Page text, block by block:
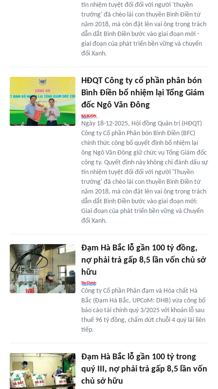
tín nhiệm tuyệt đối đối với người 'thuyền
trưởng' đã chèo lái con thuyền Bình Điền từ
năm 2018, mà còn đặt lên vai ông trọng trách
dẫn dắt Bình Điền bước vào giai đoạn mới -
giai đoạn của phát triển bền vững và chuyển
đổi Xanh.
HĐQT Công ty cổ phần phân bón
Bình Điền bổ nhiệm lại Tổng Giám
đốc Ngô Văn Đông
Ngày 18-12-2025, Hội đồng Quản trị (HĐQT)
Công ty Cổ phần Phân bón Bình Điền (BFC)
chính thức công bố quyết định bổ nhiệm lại
ông Ngô Văn Đông giữ chức vụ Tổng Giám đốc
công ty. Quyết định này không chỉ đánh dấu sự
tín nhiệm tuyệt đối đối với người 'Thuyền
trưởng' đã chèo lái con thuyền Bình Điền từ
năm 2018, mà còn đặt lên vai ông trọng trách
dẫn dắt Bình Điền bước vào giai đoạn mới:
Giai đoạn của phát triển bền vững và Chuyển
đổi Xanh.
Đạm Hà Bắc lỗ gần 100 tỷ đồng,
nợ phải trả gấp 8,5 lần vốn chủ sở
hữu
Công ty Cổ phần Phân đạm và Hóa chất Hà
Bắc (Đạm Hà Bắc, UPCoM: DHB) vừa công bố
báo cáo tài chính quý 3/2025 với khoản lỗ sau
thuế 96 tỷ đồng, chấm dứt chuỗi 4 quý lãi liên
tiếp.
Đạm Hà Bắc lỗ gần 100 tỷ trong
quý III, nợ phải trả gấp 8,5 lần vốn
chủ sở hữu